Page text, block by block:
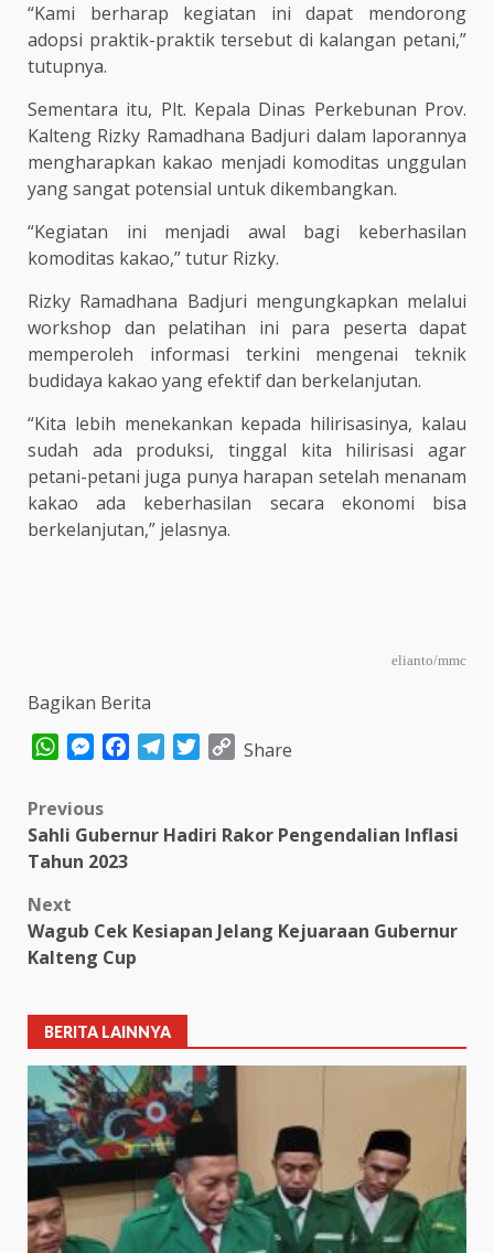
“Kami berharap kegiatan ini dapat mendorong
adopsi praktik-praktik tersebut di kalangan petani,”
tutupnya.
Sementara itu, Plt. Kepala Dinas Perkebunan Prov.
Kalteng Rizky Ramadhana Badjuri dalam laporannya
mengharapkan kakao menjadi komoditas unggulan
yang sangat potensial untuk dikembangkan.
“Kegiatan ini menjadi awal bagi keberhasilan
komoditas kakao,” tutur Rizky.
Rizky Ramadhana Badjuri mengungkapkan melalui
workshop dan pelatihan ini para peserta dapat
memperoleh informasi terkini mengenai teknik
budidaya kakao yang efektif dan berkelanjutan.
“Kita lebih menekankan kepada hilirisasinya, kalau
sudah ada produksi, tinggal kita hilirisasi agar
petani-petani juga punya harapan setelah menanam
kakao ada keberhasilan secara ekonomi bisa
berkelanjutan,” jelasnya.
elianto/mmc
Bagikan Berita
WhatsAppMessenger
FacebookTelegram
TwitterCopy
Share
Post
navigation
Previous
Sahli Gubernur Hadiri Rakor Pengendalian Inflasi
Tahun 2023
Next
Wagub Cek Kesiapan Jelang Kejuaraan Gubernur
Kalteng Cup
BERITA LAINNYA